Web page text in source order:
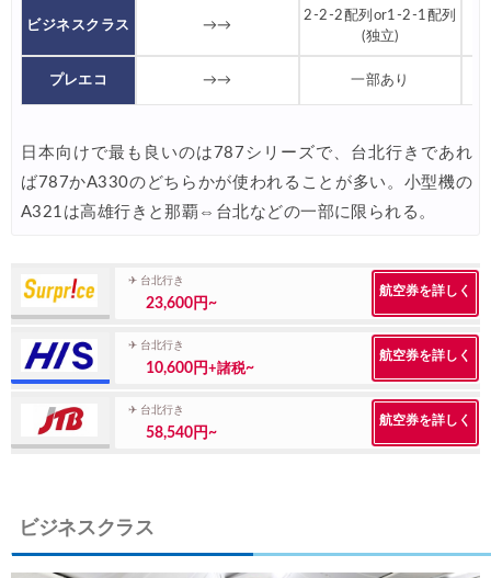
JTB) ユナイテッド航空便(航空券+ホテル) 最大40,000円OFFクー
JTB) アラスカ航空便(航空券+ホテル) 最大40,000円OFFク
07/01 JTB) カンタス航空便(航空券+ホテル) 最大40,000円OFFク
07/01 JTB) ニュージーランド航空便(航空券+ホテル) 最大40,000円OFFク
07/01 JTB) チャイナエアライン便(航空券) 最大20,000円OFFクー
JTB) 大韓航空便(航空券+ホテル・ソウル行き) 最大28,000円OFFク
JTB) 大韓航空便(航空券・ソウル行き) 最大20,000円OFFク
07/01 Trip.com) 海外ホテル2%OFFクーポン TRIP1
06/30 HIS) スーパーサマーセールFINAL
ビジネスクラス →→
2-2-2配列or1-2-1配列
(独立)
プレエコ →→ 一部あり
日本向けで最も良いのは787シリーズで、台北行きであれ
ば787かA330のどちらかが使われることが多い。小型機の
A321は高雄行きと那覇⇔台北などの一部に限られる。
✈ 台北行き
23,600円~
航空券を詳しく
✈ 台北行き
10,600円+諸税~
航空券を詳しく
✈ 台北行き
58,540円~
航空券を詳しく
ビジネスクラス